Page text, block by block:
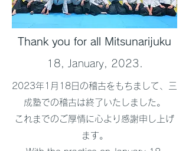
Thank you for all Mitsunarijuku
18, January, 2023.
2023年1月18日の稽古をもちまして、三
成塾での稽古は終了いたしました。
これまでのご厚情に心より感謝申し上げ
ます。